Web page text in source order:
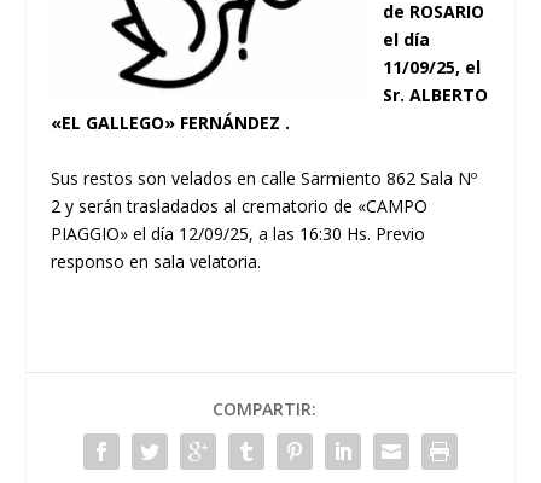
de ROSARIO
el día
11/09/25, el
Sr. ALBERTO
«EL GALLEGO» FERNÁNDEZ .
Sus restos son velados en calle Sarmiento 862 Sala Nº
2 y serán trasladados al crematorio de «CAMPO
PIAGGIO» el día 12/09/25, a las 16:30 Hs. Previo
responso en sala velatoria.
COMPARTIR: